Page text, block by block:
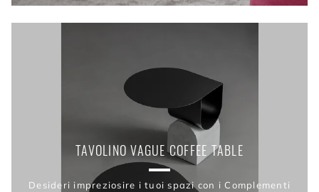
TAVOLINO VAGUE COFFEE TABLE
Desideri impreziosire i tuoi spazi con i Complementi